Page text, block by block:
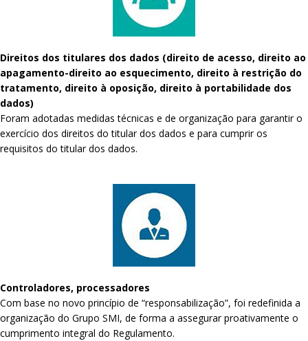
Direitos dos titulares dos dados (direito de acesso, direito ao
apagamento-direito ao esquecimento, direito à restrição do
tratamento, direito à oposição, direito à portabilidade dos
dados)
Foram adotadas medidas técnicas e de organização para garantir o
exercício dos direitos do titular dos dados e para cumprir os
requisitos do titular dos dados.
Controladores, processadores
Com base no novo princípio de “responsabilização”, foi redefinida a
organização do Grupo SMI, de forma a assegurar proativamente o
cumprimento integral do Regulamento.